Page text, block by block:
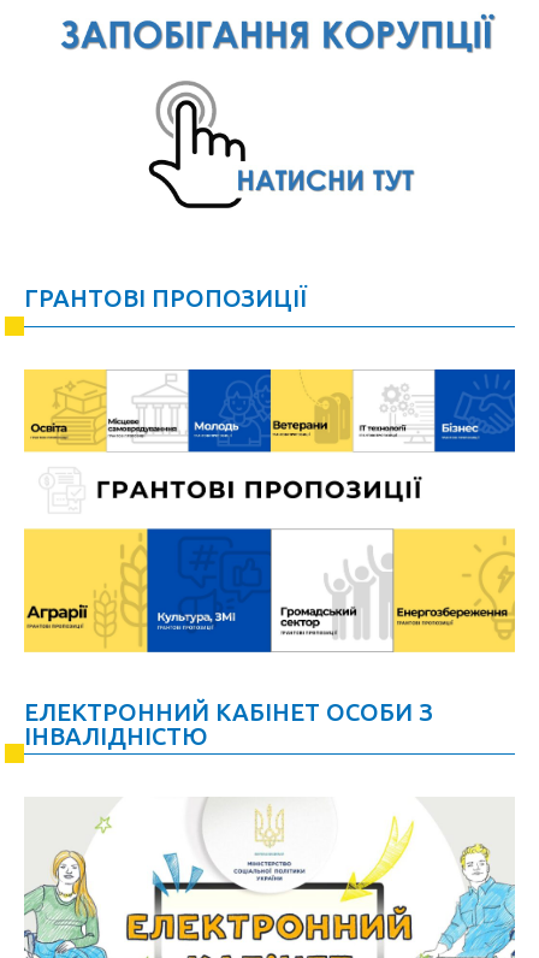
ГРАНТОВІ ПРОПОЗИЦІЇ
ЕЛЕКТРОННИЙ КАБІНЕТ ОСОБИ З
ІНВАЛІДНІСТЮ